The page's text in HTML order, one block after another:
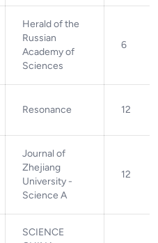
Herald of the
Russian
Academy of
Sciences
6
Resonance 12
Journal of
Zhejiang
University -
Science A
12
SCIENCE